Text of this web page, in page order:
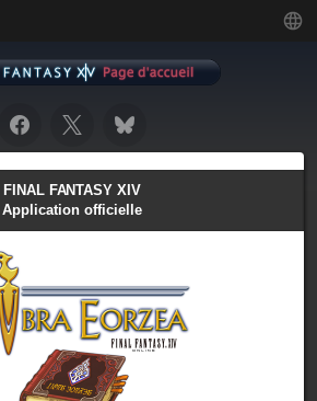
FINAL FANTASY XIV
Application officielle